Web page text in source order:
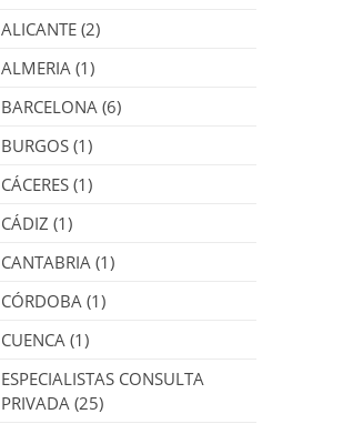
ALICANTE (2)
ALMERIA (1)
BARCELONA (6)
BURGOS (1)
CÁCERES (1)
CÁDIZ (1)
CANTABRIA (1)
CÓRDOBA (1)
CUENCA (1)
ESPECIALISTAS CONSULTA
PRIVADA (25)